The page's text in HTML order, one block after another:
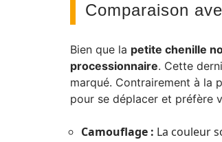
Comparaison
Bien que la petite chenille
processionnaire. Cette
marqué. Contrairement à la
pour se déplacer et préfère
Camouflage : La couleur